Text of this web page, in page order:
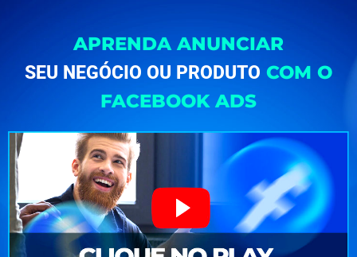
APRENDA ANUNCIAR
SEU NEGÓCIO OU PRODUTO COM O
FACEBOOK ADS